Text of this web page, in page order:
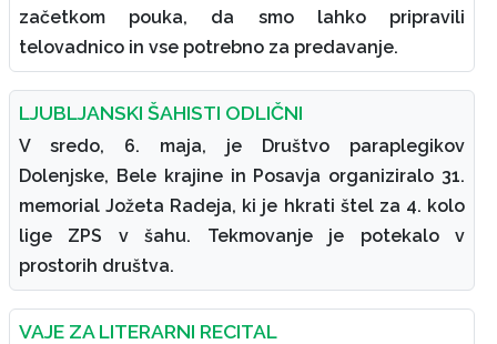
začetkom pouka, da smo lahko pripravili
telovadnico in vse potrebno za predavanje.
LJUBLJANSKI ŠAHISTI ODLIČNI
V sredo, 6. maja, je Društvo paraplegikov
Dolenjske, Bele krajine in Posavja organiziralo 31.
memorial Jožeta Radeja, ki je hkrati štel za 4. kolo
lige ZPS v šahu. Tekmovanje je potekalo v
prostorih društva.
VAJE ZA LITERARNI RECITAL